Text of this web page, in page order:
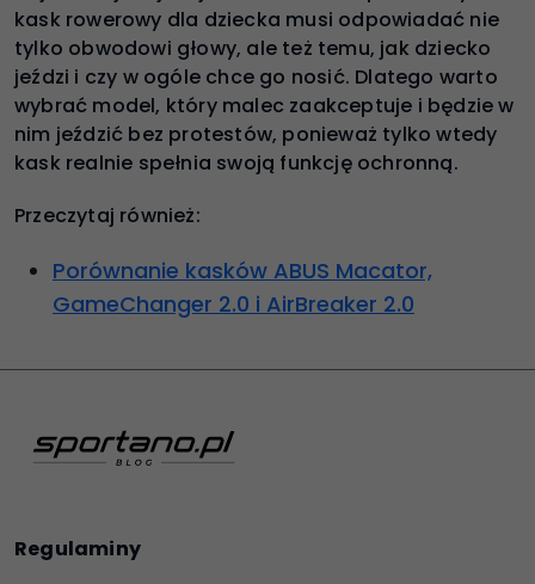
kask rowerowy dla dziecka musi odpowiadać nie
tylko obwodowi głowy, ale też temu, jak dziecko
jeździ i czy w ogóle chce go nosić. Dlatego warto
wybrać model, który malec zaakceptuje i będzie w
nim jeździć bez protestów, ponieważ tylko wtedy
kask realnie spełnia swoją funkcję ochronną.
Przeczytaj również:
Porównanie kasków ABUS Macator,
GameChanger 2.0 i AirBreaker 2.0
Regulaminy